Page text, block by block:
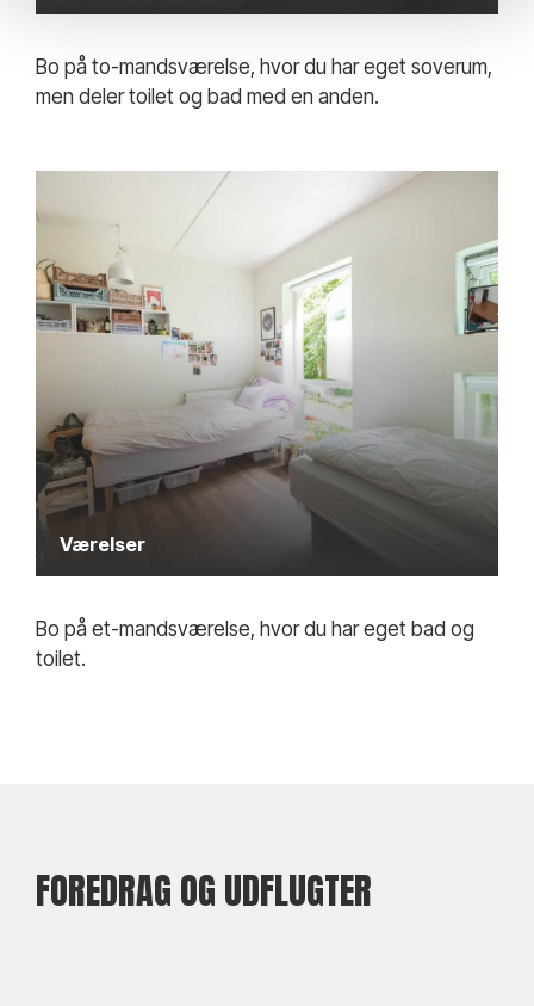
Bo på to-mandsværelse, hvor du har eget soverum,
men deler toilet og bad med en anden.
Værelser
Bo på et-mandsværelse, hvor du har eget bad og
toilet.
FOREDRAG OG UDFLUGTER